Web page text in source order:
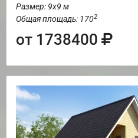
Размер: 9х9 м
Общая площадь: 1702
от 1738400